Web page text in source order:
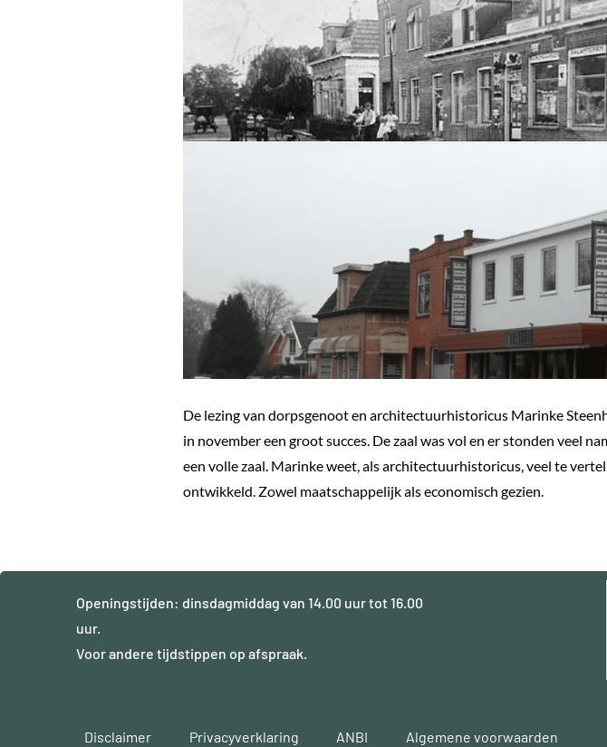
De lezing van dorpsgenoot en architectuurhistoricus Marinke
in november een groot succes. De zaal was vol en er stonden veel
een volle zaal. Marinke weet, als architectuurhistoricus, veel te
ontwikkeld. Zowel maatschappelijk als economisch gezien.
Openingstijden: dinsdagmiddag van 14.00 uur tot 16.00
uur.
Voor andere tijdstippen op afspraak.
Disclaimer Privacyverklaring ANBI Algemene voorwaarden